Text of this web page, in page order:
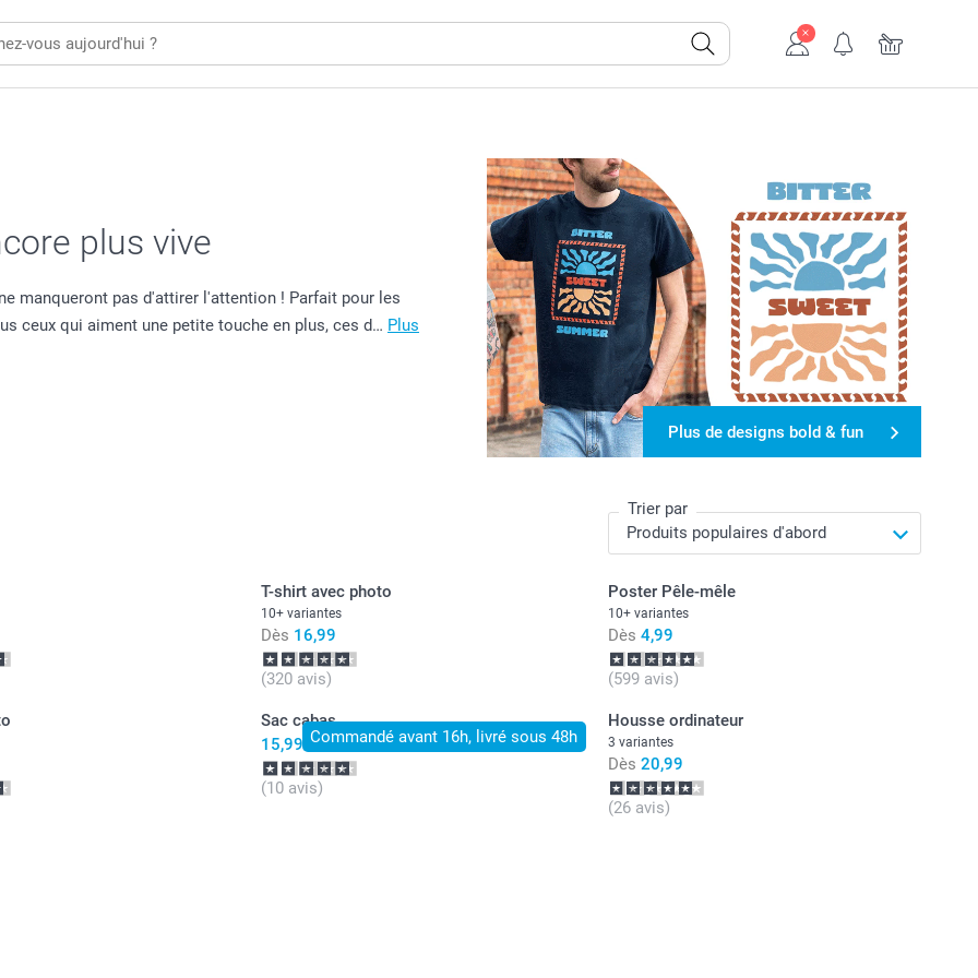
plus vive
manqueront pas d'attirer l'attention ! Parfait pour les
ceux qui aiment une petite touche en plus, ces d… Plus
Plus de designs bold & fun
Trier par
T-shirt avec photo
10+ variantes
Dès 16,99
(320 avis)
Poster Pêle-mêle
10+ variantes
Dès 4,99
(599 avis)
Commandé avant 16h, livré sous 48h
Sac cabas
15,99
(10 avis)
Housse ordinateur
3 variantes
Dès 20,99
(26 avis)